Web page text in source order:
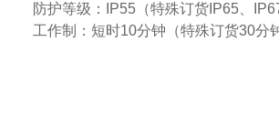
防护等级：IP55（特殊订货IP65、IP67
工作制：短时10分钟（特殊订货30分